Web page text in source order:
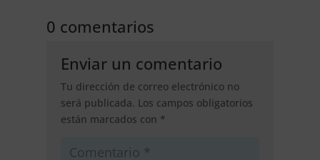
0 comentarios
Enviar un comentario
Tu dirección de correo electrónico no
será publicada. Los campos obligatorios
están marcados con *